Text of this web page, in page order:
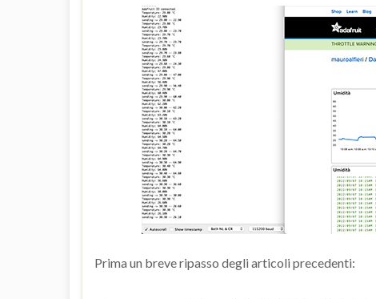
Prima un breve ripasso degli articoli precedenti: